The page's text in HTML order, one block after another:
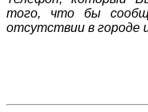
того, что бы
отсутствии в городе